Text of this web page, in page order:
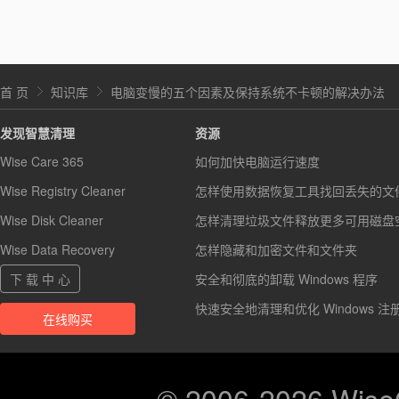
首 页 知识库 电脑变慢的五个因素及保持系统不卡顿的解决办法
发现智慧清理
Wise Care 365
Wise Registry Cleaner
Wise Disk Cleaner
Wise Data Recovery
下 载 中 心
在线购买
资源
如何加快电脑运行速度
怎样使用数据恢复工具找回丢失的文
怎样清理垃圾文件释放更多可用磁盘
怎样隐藏和加密文件和文件夹
安全和彻底的卸载 Windows 程序
快速安全地清理和优化 Windows 注